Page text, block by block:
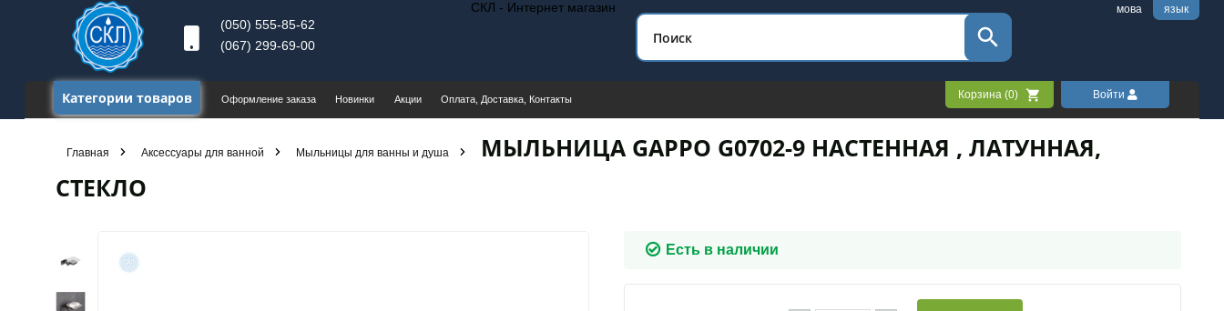
(050) 555-85-62
(067) 299-69-00
СКЛ - Интернет магазин мова язык
Категории товаров Оформление заказа Новинки Акции Оплата, Доставка, Контакты Корзина (0) Войти
Главная Аксессуары для ванной Мыльницы для ванны и душа
МЫЛЬНИЦА GAPPO G0702-9 НАСТЕННАЯ , ЛАТУННАЯ,
СТЕКЛО
Есть в наличии